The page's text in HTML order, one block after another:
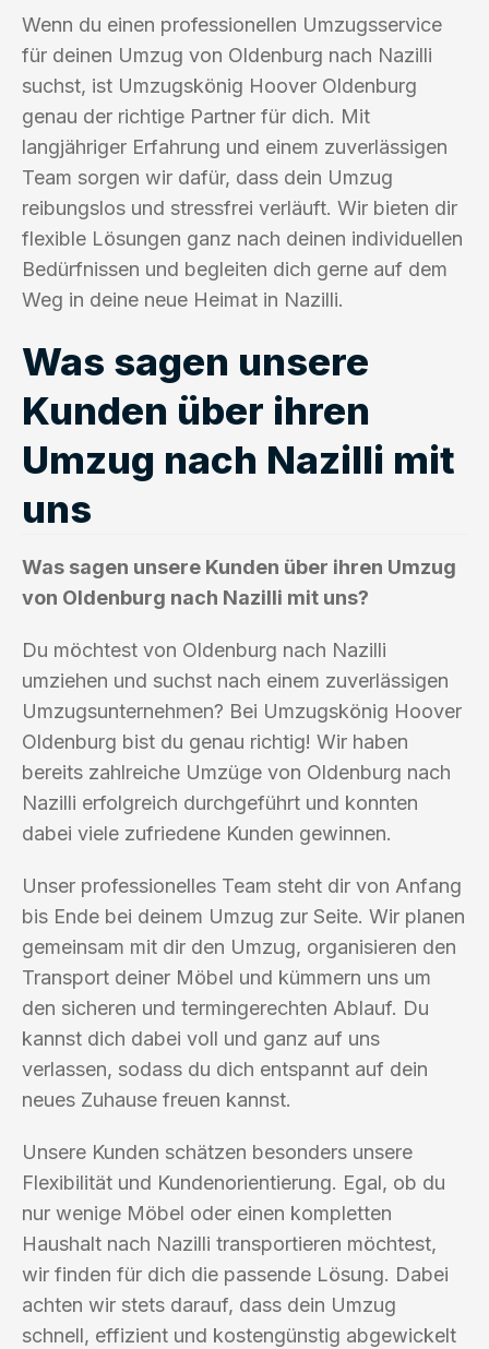
Wenn du einen professionellen Umzugsservice
für deinen Umzug von Oldenburg nach Nazilli
suchst, ist Umzugskönig Hoover Oldenburg
genau der richtige Partner für dich. Mit
langjähriger Erfahrung und einem zuverlässigen
Team sorgen wir dafür, dass dein Umzug
reibungslos und stressfrei verläuft. Wir bieten dir
flexible Lösungen ganz nach deinen individuellen
Bedürfnissen und begleiten dich gerne auf dem
Weg in deine neue Heimat in Nazilli.
Was sagen unsere
Kunden über ihren
Umzug nach Nazilli mit
uns
Was sagen unsere Kunden über ihren Umzug
von Oldenburg nach Nazilli mit uns?
Du möchtest von Oldenburg nach Nazilli
umziehen und suchst nach einem zuverlässigen
Umzugsunternehmen? Bei Umzugskönig Hoover
Oldenburg bist du genau richtig! Wir haben
bereits zahlreiche Umzüge von Oldenburg nach
Nazilli erfolgreich durchgeführt und konnten
dabei viele zufriedene Kunden gewinnen.
Unser professionelles Team steht dir von Anfang
bis Ende bei deinem Umzug zur Seite. Wir planen
gemeinsam mit dir den Umzug, organisieren den
Transport deiner Möbel und kümmern uns um
den sicheren und termingerechten Ablauf. Du
kannst dich dabei voll und ganz auf uns
verlassen, sodass du dich entspannt auf dein
neues Zuhause freuen kannst.
Unsere Kunden schätzen besonders unsere
Flexibilität und Kundenorientierung. Egal, ob du
nur wenige Möbel oder einen kompletten
Haushalt nach Nazilli transportieren möchtest,
wir finden für dich die passende Lösung. Dabei
achten wir stets darauf, dass dein Umzug
schnell, effizient und kostengünstig abgewickelt